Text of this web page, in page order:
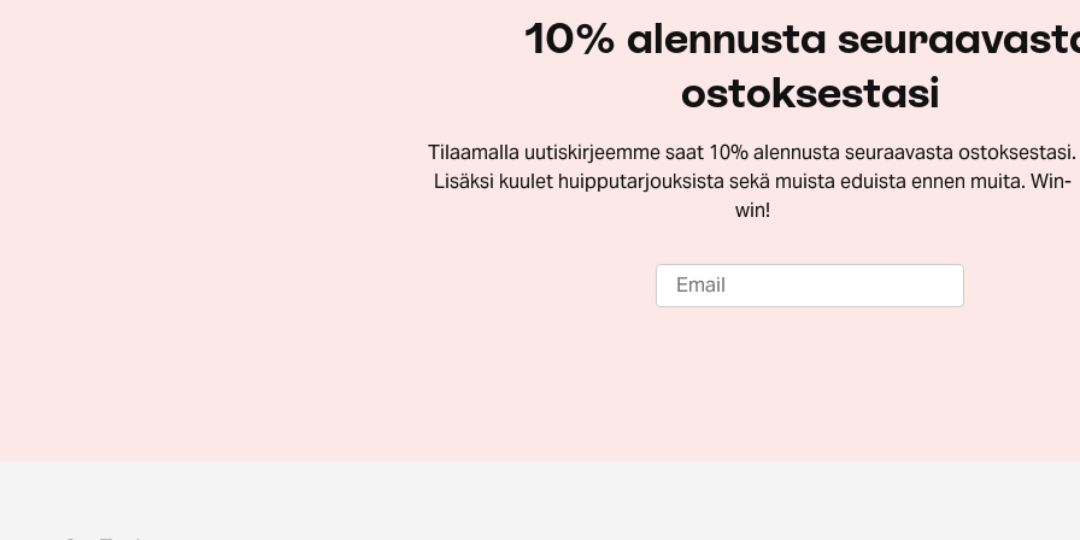
10% alennusta
ostoksestasi
Tilaamalla uutiskirjeemme saat 10% alennusta seuraavasta ostoksestasi.
Lisäksi kuulet huipputarjouksista sekä muista eduista ennen muita. Win-
win!